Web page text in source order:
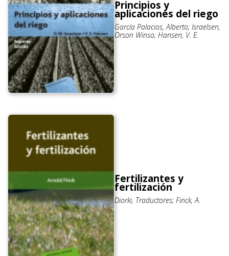
Principios y
aplicaciones del riego
García Palacios, Alberto; Israelsen,
Orson Winso; Hansen, V. E.
Fertilizantes y
fertilización
Diorki, Traductores; Finck, A.